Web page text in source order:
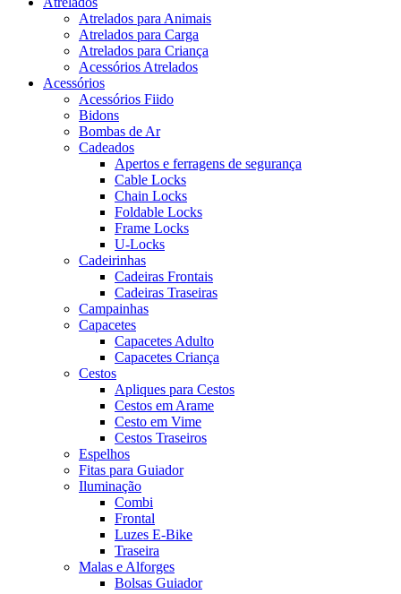
Atrelados para Animais
Atrelados para Carga
Atrelados para Criança
Acessórios Atrelados
Acessórios
Acessórios Fiido
Bidons
Bombas de Ar
Cadeados
Apertos e ferragens de segurança
Cable Locks
Chain Locks
Foldable Locks
Frame Locks
U-Locks
Cadeirinhas
Cadeiras Frontais
Cadeiras Traseiras
Campainhas
Capacetes
Capacetes Adulto
Capacetes Criança
Cestos
Apliques para Cestos
Cestos em Arame
Cesto em Vime
Cestos Traseiros
Espelhos
Fitas para Guiador
Iluminação
Combi
Frontal
Luzes E-Bike
Traseira
Malas e Alforges
Bolsas Guiador